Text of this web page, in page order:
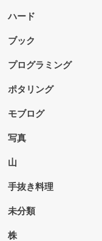
ハード
ブック
プログラミング
ポタリング
モブログ
写真
山
手抜き料理
未分類
株